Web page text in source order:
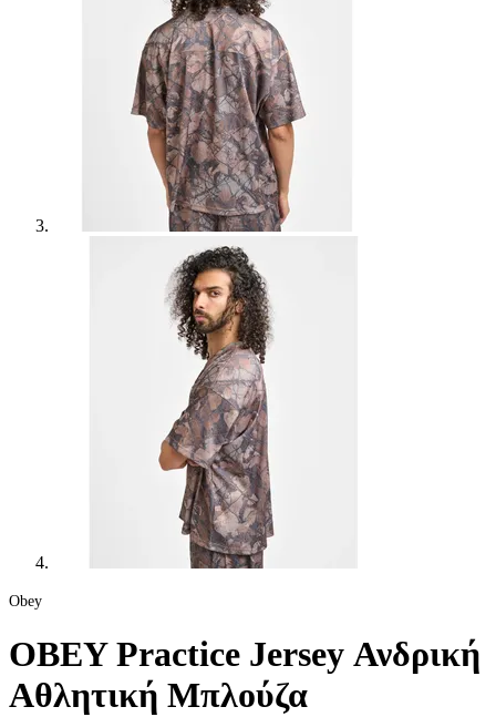
Obey
OBEY Practice Jersey Ανδρική
Αθλητική Μπλούζα